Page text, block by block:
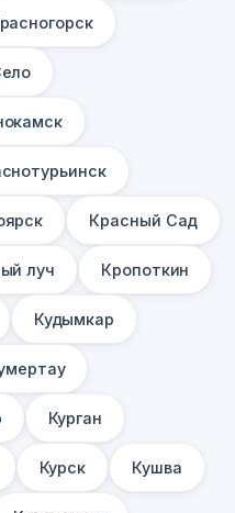
Красный Сад
луч Кропоткин
Кудымкар
Курган
Курск Кушва